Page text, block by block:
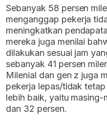
Sebanyak 58 persen
menganggap pekerja
meningkatkan
mereka juga menilai
dilakukan sesuai jam
sebanyak 41 persen
Milenial dan gen z juga
pekerja lepas/tidak
lebih baik, yaitu masing-
dan 32 persen.